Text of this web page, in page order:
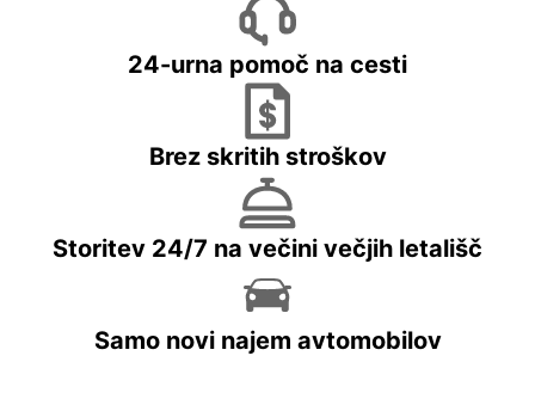
24-urna pomoč na cesti
Brez skritih stroškov
Storitev 24/7 na večini večjih letališč
Samo novi najem avtomobilov